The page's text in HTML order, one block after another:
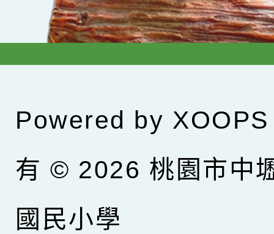
Powered by XOOPS
有 © 2026 桃園市中
國民小學